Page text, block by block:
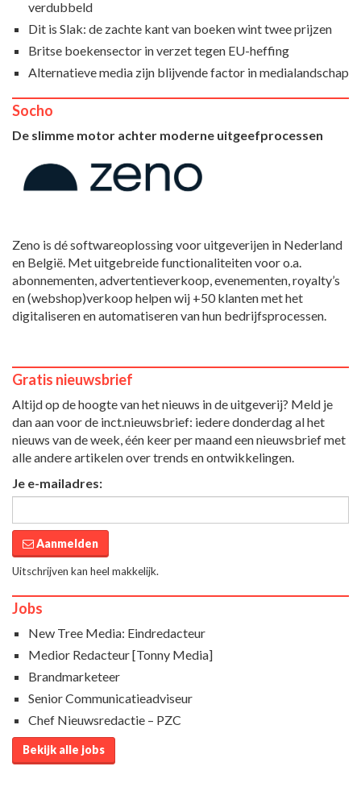
verdubbeld
Dit is Slak: de zachte kant van boeken wint twee prijzen
Britse boekensector in verzet tegen EU-heffing
Alternatieve media zijn blijvende factor in medialandschap
Socho
De slimme motor achter moderne uitgeefprocessen
Zeno is dé softwareoplossing voor uitgeverijen in Nederland
en België. Met uitgebreide functionaliteiten voor o.a.
abonnementen, advertentieverkoop, evenementen, royalty’s
en (webshop)verkoop helpen wij +50 klanten met het
digitaliseren en automatiseren van hun bedrijfsprocessen.
Gratis nieuwsbrief
Altijd op de hoogte van het nieuws in de uitgeverij? Meld je
dan aan voor de inct.nieuwsbrief: iedere donderdag al het
nieuws van de week, één keer per maand een nieuwsbrief met
alle andere artikelen over trends en ontwikkelingen.
Je e-mailadres:
Aanmelden
Uitschrijven kan heel makkelijk.
Jobs
New Tree Media: Eindredacteur
Medior Redacteur [Tonny Media]
Brandmarketeer
Senior Communicatieadviseur
Chef Nieuwsredactie – PZC
Bekijk alle jobs